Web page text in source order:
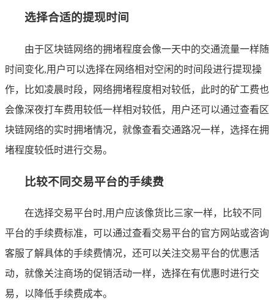
选择合适的提现时间
由于区块链网络的拥堵程度会像一天中的交通流量一样随
时间变化,用户可以选择在网络相对空闲的时间段进行提现操
作，比如凌晨时段，网络拥堵程度相对较低，此时的矿工费也
会像深夜打车费用较低一样相对较低，用户还可以通过查看区
块链网络的实时拥堵情况，就像查看交通路况一样，选择在拥
堵程度较低时进行交易。
比较不同交易平台的手续费
在选择交易平台时,用户应该像货比三家一样，比较不同
平台的手续费标准，可以通过查看交易平台的官方网站或咨询
客服了解具体的手续费情况，还可以关注交易平台的优惠活
动，就像关注商场的促销活动一样，选择在有优惠时进行交
易，以降低手续费成本。